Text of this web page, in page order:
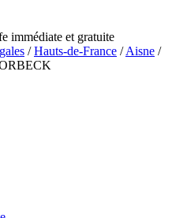
immédiate et gratuite
/Hauts-de-France /Aisne /